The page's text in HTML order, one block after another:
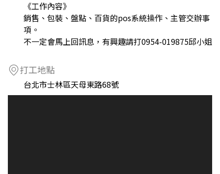
《工作內容》
銷售、包裝、盤點、百貨的pos系統操作、主管交辦事
項。
不一定會馬上回訊息，有興趣請打0954-019875邱小姐
打工地點
台北市士林區天母東路68號